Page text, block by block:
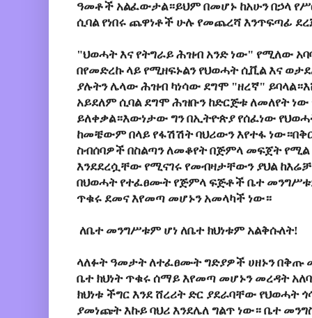
ዓመቶች አልፈውታል።ይህም በመሆኑ ከአሁን በኃላ
ሲባል የነበሩ ጨዋነቶች ሁሉ የመጨረሻ እንጥፍጣፊ
"ህወሓት እና የትግራይ ሕዝብ አንድ ነው" የሚለው
በየመድረኩ ላይ የሚዘፍኑልን የህወሓት ሲቪል እና
ያሉትን ሌላው ሕዝብ ካነሳው ደግሞ "ዘረኛ"
አይደለም ሲባል ደግሞ ሕዝቡን ከድርጅቱ ለመለየት
ይለቀቃል።እውነታው ግን በኢትዮጵያ የሰፈነው
ከመቼውም በላይ የፋሽሽት ባህሪውን እየተፋ
ስብሰባዎች በስልጣን ለመቆየት በጅምላ መፍጀት
እንደደረሷቸው የሚናገሩ የመብዛታቸውን ያህል ከእሬቻ
በህወሓት የተፈፀሙት የጅምላ ፍጅቶች ቤተ
ጥቁሩ ደመና እየመጣ መሆኑን አመላካች ነው።
ለቤተ መንግሥቱም ሆነ ለቤተ ክህነቱም አልቅሱለት!
ላለፉት ዓመታት ለተፈፀሙት ግድያዎች ሀዘኑን በቅጡ
ቤተ ክህነት ጥቁሩ ሰማይ እየመጣ መሆኑን መረዳት
ክህነቱ ችግር እንደ ሸረሪት ድር ያደራባቸው የህወሓት
ያመነጩት እኩይ ባህሪ እንደሌለ ግልጥ ነው። ቤተ